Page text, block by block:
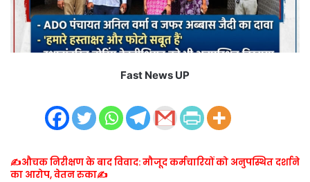
Fast News UP
✍️औचक निरीक्षण के बाद विवाद: मौजूद कर्मचारियों को अनुपस्थित दर्शाने
का आरोप, वेतन रुका✍️